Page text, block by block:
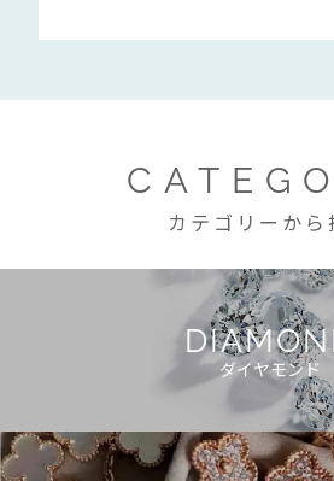
カテゴリーから
ダイヤモンド